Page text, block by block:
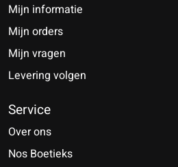
Mijn informatie
Mijn orders
Mijn vragen
Levering volgen
Service
Over ons
Nos Boetieks